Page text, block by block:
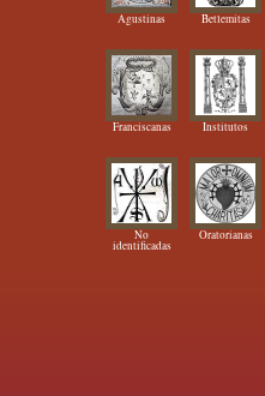
Agustinas Betlemitas
Franciscanas Institutos
No
identificadas
Oratorianas